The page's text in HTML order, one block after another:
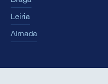
Leiria
Almada